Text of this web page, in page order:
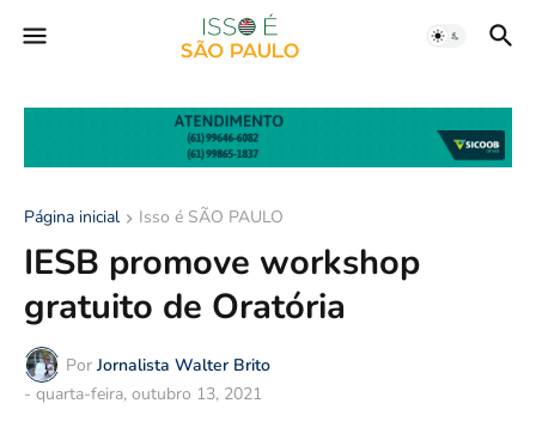
Página inicial Isso é SÃO PAULO
IESB promove workshop
gratuito de Oratória
Por Jornalista Walter Brito
- quarta-feira, outubro 13, 2021